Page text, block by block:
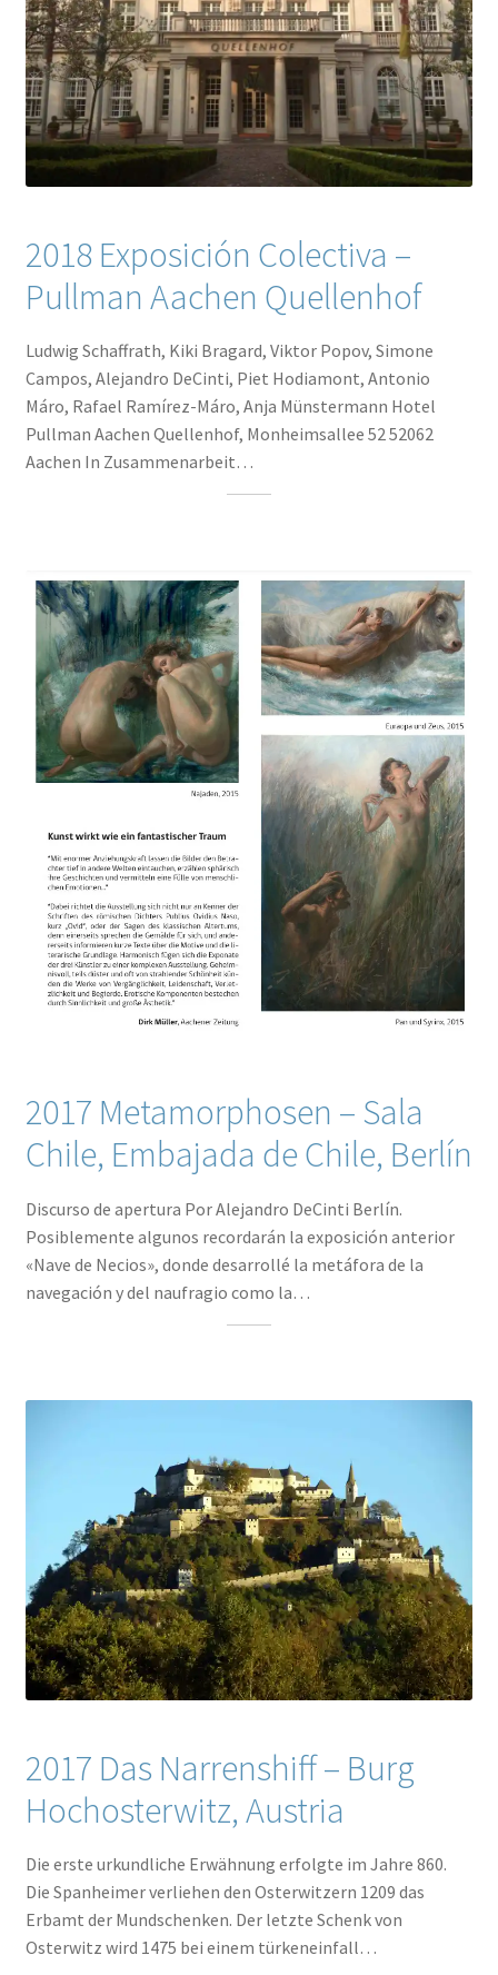
2018 Exposición Colectiva –
Pullman Aachen Quellenhof
Ludwig Schaffrath, Kiki Bragard, Viktor Popov, Simone
Campos, Alejandro DeCinti, Piet Hodiamont, Antonio
Máro, Rafael Ramírez-Máro, Anja Münstermann Hotel
Pullman Aachen Quellenhof, Monheimsallee 52 52062
Aachen In Zusammenarbeit…
2017 Metamorphosen – Sala
Chile, Embajada de Chile, Berlín
Discurso de apertura Por Alejandro DeCinti Berlín.
Posiblemente algunos recordarán la exposición anterior
«Nave de Necios», donde desarrollé la metáfora de la
navegación y del naufragio como la…
2017 Das Narrenshiff – Burg
Hochosterwitz, Austria
Die erste urkundliche Erwähnung erfolgte im Jahre 860.
Die Spanheimer verliehen den Osterwitzern 1209 das
Erbamt der Mundschenken. Der letzte Schenk von
Osterwitz wird 1475 bei einem türkeneinfall…